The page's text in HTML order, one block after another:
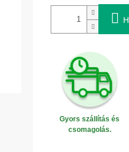
Gyors szállítás és
csomagolás.